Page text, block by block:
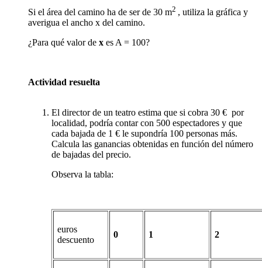
Si el área del camino ha de ser de 30 m2 , utiliza la gráfica y
averigua el ancho x del camino.
¿Para qué valor de x es A = 100?
Actividad resuelta
El director de un teatro estima que si cobra 30 € por
localidad, podría contar con 500 espectadores y que
cada bajada de 1 € le supondría 100 personas más.
Calcula las ganancias obtenidas en función del número
de bajadas del precio.
Observa la tabla:
euros
descuento
0 1 2